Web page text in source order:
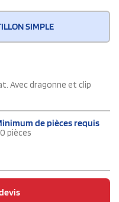
SIMPLE
Avec dragonne et clip
de pièces requis
pièces